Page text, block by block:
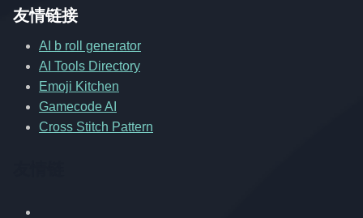
友情链接
AI b roll generator
AI Tools Directory
Emoji Kitchen
Gamecode AI
Cross Stitch Pattern